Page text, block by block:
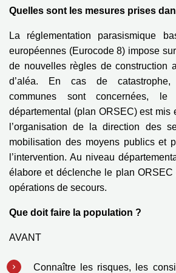
Quelles sont les mesures prises
La réglementation parasismique
européennes (Eurocode 8) impose
de nouvelles règles de construction
d’aléa. En cas de catastrophe,
communes sont concernées,
départemental (plan ORSEC) est mis
l’organisation de la direction des
mobilisation des moyens publics et
l’intervention. Au niveau
élabore et déclenche le plan
opérations de secours.
Que doit faire la population ?
AVANT
Connaître les risques, les